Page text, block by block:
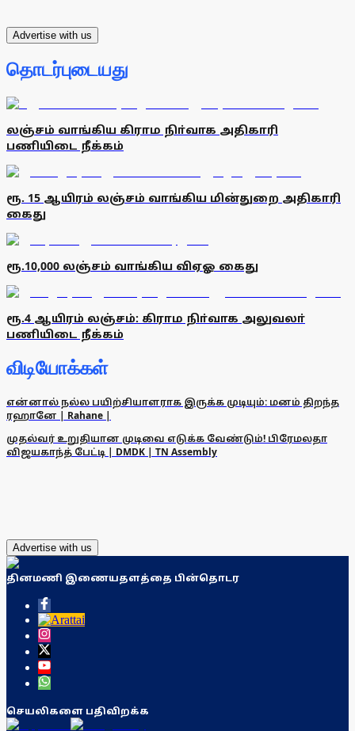
Advertise with us
தொடர்புடையது
லஞ்சம் வாங்கிய கிராம நிா்வாக அதிகாரி
பணியிடை நீக்கம்
ரூ. 15 ஆயிரம் லஞ்சம் வாங்கிய மின்துறை அதிகாரி
கைது
ரூ.10,000 லஞ்சம் வாங்கிய விஏஓ கைது
ரூ.4 ஆயிரம் லஞ்சம்: கிராம நிா்வாக அலுவலா்
பணியிடை நீக்கம்
விடியோக்கள்
என்னால் நல்ல பயிற்சியாளராக இருக்க முடியும்: மனம் திறந்த
ரஹானே | Rahane |
முதல்வர் உறுதியான முடிவை எடுக்க வேண்டும்! பிரேமலதா
விஜயகாந்த் பேட்டி | DMDK | TN Assembly
Advertise with us
தினமணி இணையதளத்தை பின்தொடர
செயலிகளை பதிவிறக்க